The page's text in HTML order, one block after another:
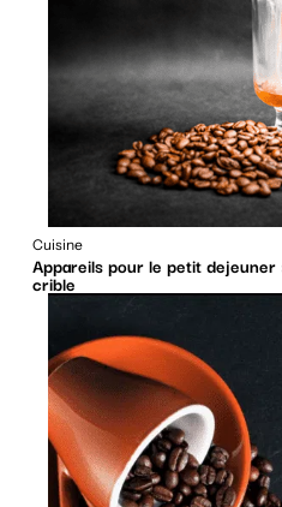
Cuisine
Appareils pour le petit dejeuner
crible